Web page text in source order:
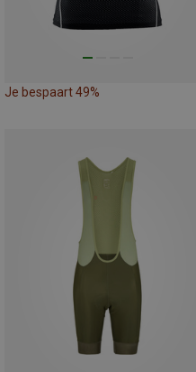
Je bespaart 49%